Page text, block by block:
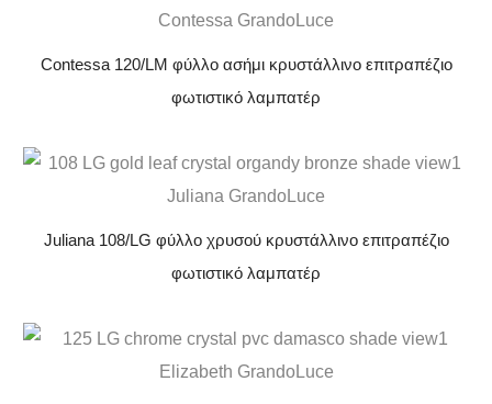
Contessa 120/LM φύλλο ασήμι κρυστάλλινο επιτραπέζιο
φωτιστικό λαμπατέρ
Juliana 108/LG φύλλο χρυσού κρυστάλλινο επιτραπέζιο
φωτιστικό λαμπατέρ